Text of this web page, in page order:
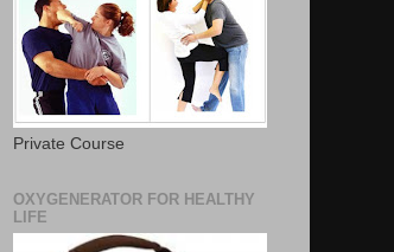
Private Course
OXYGENERATOR FOR HEALTHY
LIFE